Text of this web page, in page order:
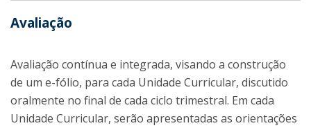
Avaliação
Avaliação contínua e integrada, visando a construção
de um e-fólio, para cada Unidade Curricular, discutido
oralmente no final de cada ciclo trimestral. Em cada
Unidade Curricular, serão apresentadas as orientações